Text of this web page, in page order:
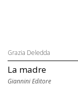
Grazia Deledda
La madre
Giannini Editore